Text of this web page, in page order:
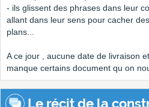
- ils glissent des phrases dans leur
allant dans leur sens pour cacher
plans...
A ce jour , aucune date de livraison
manque certains document qu on
Le récit de la